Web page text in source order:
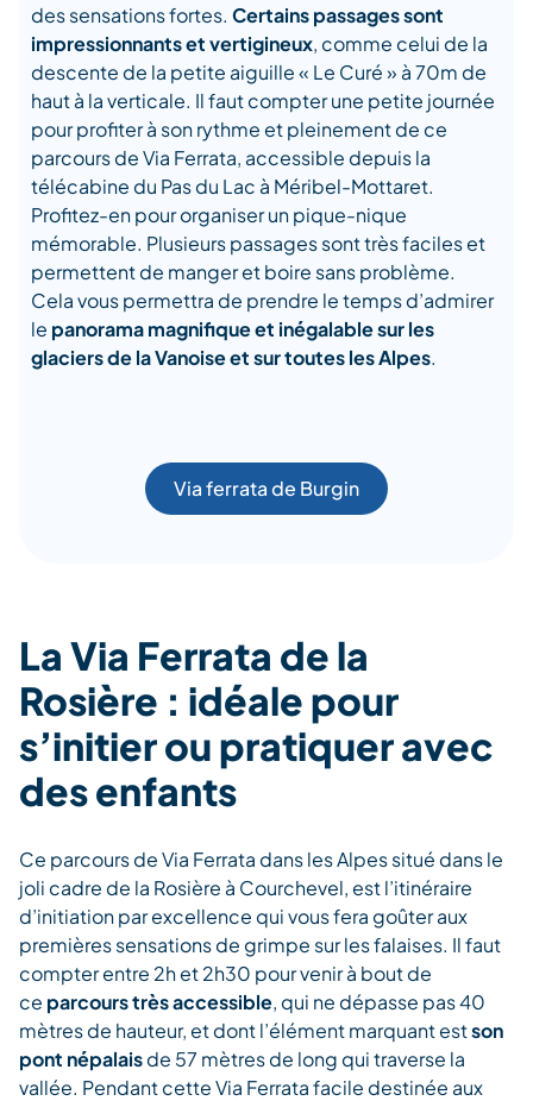
des sensations fortes. Certains passages sont
impressionnants et vertigineux, comme celui de la
descente de la petite aiguille « Le Curé » à 70m de
haut à la verticale. Il faut compter une petite journée
pour profiter à son rythme et pleinement de ce
parcours de Via Ferrata, accessible depuis la
télécabine du Pas du Lac à Méribel-Mottaret.
Profitez-en pour organiser un pique-nique
mémorable. Plusieurs passages sont très faciles et
permettent de manger et boire sans problème.
Cela vous permettra de prendre le temps d’admirer
le panorama magnifique et inégalable sur les
glaciers de la Vanoise et sur toutes les Alpes.
Via ferrata de Burgin
La Via Ferrata de la
Rosière : idéale pour
s’initier ou pratiquer avec
des enfants
Ce parcours de Via Ferrata dans les Alpes situé dans le
joli cadre de la Rosière à Courchevel, est l’itinéraire
d’initiation par excellence qui vous fera goûter aux
premières sensations de grimpe sur les falaises. Il faut
compter entre 2h et 2h30 pour venir à bout de
ce parcours très accessible, qui ne dépasse pas 40
mètres de hauteur, et dont l’élément marquant estson
pont népalaisde 57 mètres de long qui traverse la
vallée. Pendant cette Via Ferrata facile destinée aux